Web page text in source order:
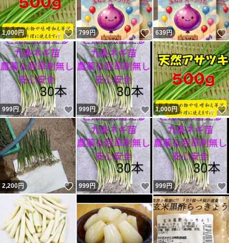
1,000円 いいね！
799円 いいね！
639円
999円 いいね！
999円 いいね！
1,000円
2,200円 いいね！
999円 いいね！
999円